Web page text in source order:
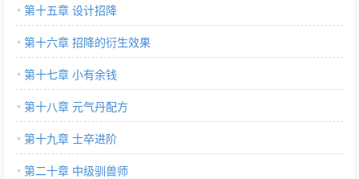
第十五章 设计招降
第十六章 招降的衍生效果
第十七章 小有余钱
第十八章 元气丹配方
第十九章 士卒进阶
第二十章 中级驯兽师